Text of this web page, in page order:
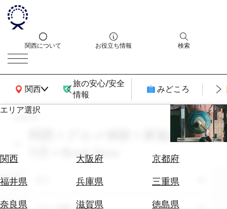
関西について お役立ち情報 検索
関西
関西広域MAP
旅の安心/安全
情報
みどころ
エリア選択
関西 大阪府
京都府
福井県
兵庫県
三重県
奈良県
滋賀県
徳島県
エ
券
search
関西 × グルメ体験 × 家族旅行 ×
11月 × Book Now
エリア
テーマ